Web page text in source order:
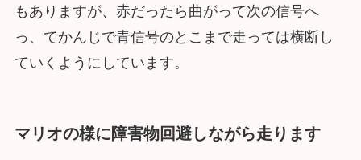
もありますが、赤だったら曲がって次の信号へ
っ、てかんじで青信号のとこまで走っては横断し
ていくようにしています。
マリオの様に障害物回避しながら走ります